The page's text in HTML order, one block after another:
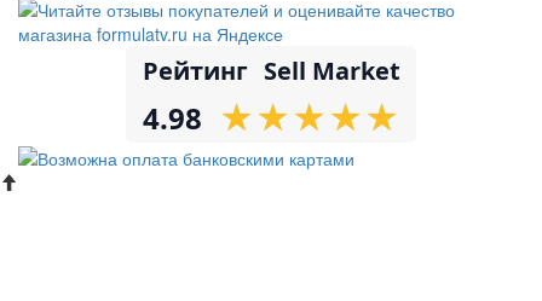
Рейтинг Sell Market
4.98 ★
★★
★★
★★
★★
★